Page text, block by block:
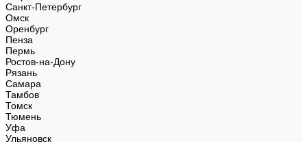
Санкт-Петербург
Омск
Оренбург
Пенза
Пермь
Ростов-на-Дону
Рязань
Самара
Тамбов
Томск
Тюмень
Уфа
Ульяновск